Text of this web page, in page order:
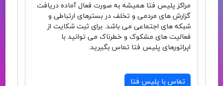
مراکز پلیس فتا همیشه به صورت فعال آماده دریافت
گزارش های مردمی و تخلف در بسترهای ارتباطی و
شبکه های اجتماعی می باشد. برای ثبت شکایت از
فعالیت های مشکوک و خطرناک می توانید با
اپراتورهای پلیس فتا تماس بگیرید.
تماس با پلیس فتا